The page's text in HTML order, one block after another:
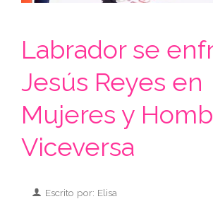
Labrador se
Jesús Reyes en
Mujeres y
Viceversa
Escrito por: Elisa